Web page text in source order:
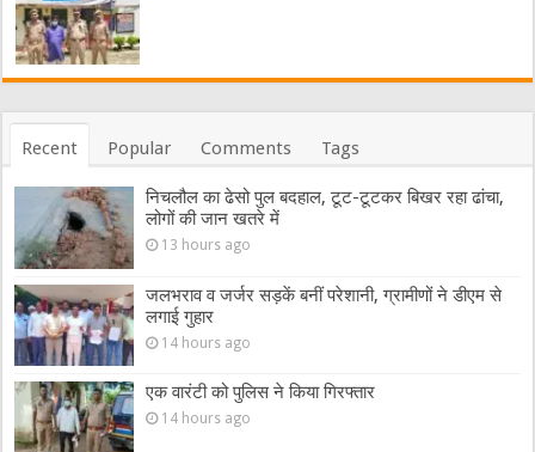
Recent Popular Comments Tags
निचलौल का ढेसो पुल बदहाल, टूट-टूटकर बिखर रहा ढांचा,
लोगों की जान खतरे में
13 hours ago
जलभराव व जर्जर सड़कें बनीं परेशानी, ग्रामीणों ने डीएम से
लगाई गुहार
14 hours ago
एक वारंटी को पुलिस ने किया गिरफ्तार
14 hours ago